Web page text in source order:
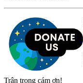
Trân trọng cám ơn!